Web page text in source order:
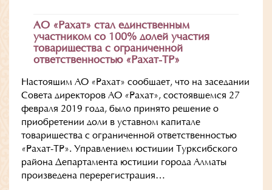
АО «Рахат» стал единственным
участником со 100% долей участия
товарищества с ограниченной
ответственностью «Рахат-ТР»
Настоящим АО «Рахат» сообщает, что на заседании
Совета директоров АО «Рахат», состоявшемся 27
февраля 2019 года, было принято решение о
приобретении доли в уставном капитале
товарищества с ограниченной ответственностью
«Рахат-ТР». Управлением юстиции Турксибского
района Департамента юстиции города Алматы
произведена перерегистрация…